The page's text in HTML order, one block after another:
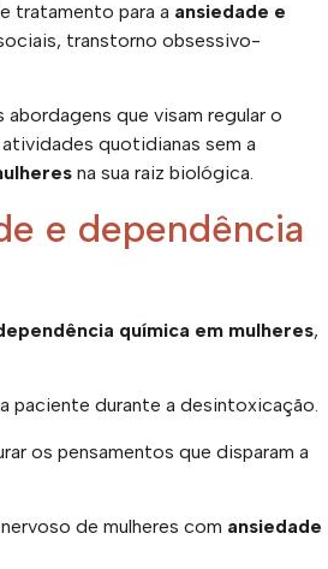
tratamento para a ansiedade e
transtorno obsessivo-
que visam regular o
quotidianas sem a
na sua raiz biológica.
e dependência
química em mulheres,
paciente durante a desintoxicação.
os pensamentos que disparam a
de mulheres com ansiedade